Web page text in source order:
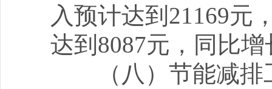
入预计达到21169元
达到8087元，同比增
（八）节能减排